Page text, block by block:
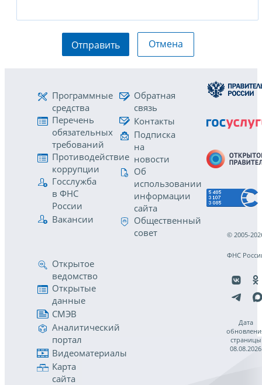
Отправить Отмена
Программные
средства
Перечень
обязательных
требований
Противодействие
коррупции
Госслужба
в ФНС
России
Вакансии
Обратная
связь
Контакты
Подписка
на
новости
Об
использовании
информации
сайта
Общественный
совет
Открытое
ведомство
Открытые
данные
СМЭВ
Аналитический
портал
Видеоматериалы
Карта
сайта
© 2005-
ФНС
Дата
страницы
08.08.2026